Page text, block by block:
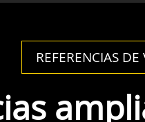
REFERENCIAS